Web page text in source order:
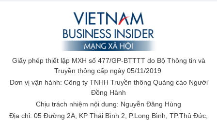
Giấy phép thiết lập MXH số 477/GP-BTTTT do Bộ Thông tin và
Truyền thông cấp ngày 05/11/2019
Đơn vị vận hành: Công ty TNHH Truyền thông Quảng cáo Người
Đồng Hành
Chịu trách nhiệm nội dung: Nguyễn Đăng Hùng
Địa chỉ: 05 Đường 2A, KP Thái Bình 2, P.Long Bình, TP.Thủ Đức,